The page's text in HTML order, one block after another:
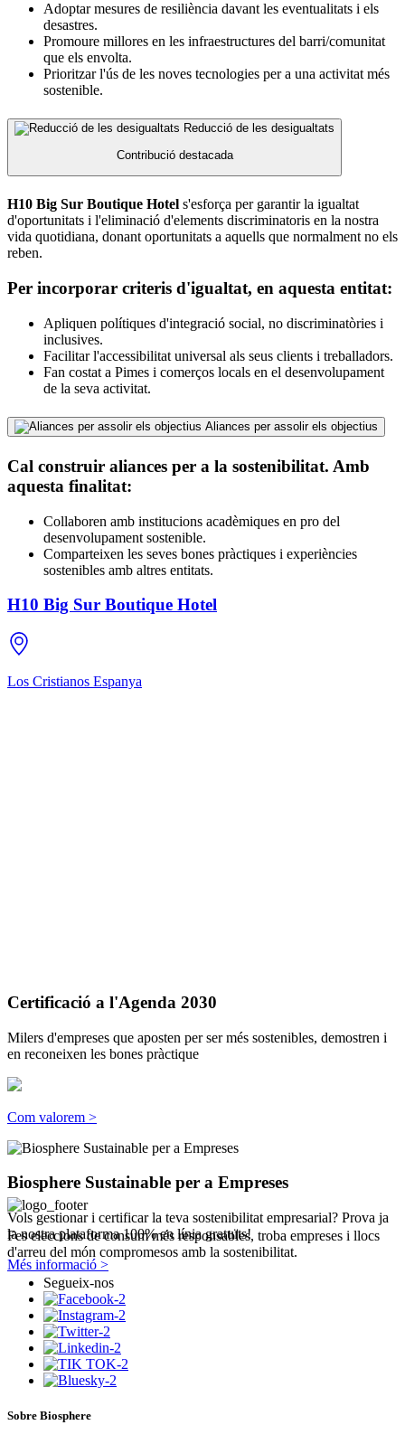
Adoptar mesures de resiliència davant les eventualitats i els
desastres.
Promoure millores en les infraestructures del barri/comunitat
que els envolta.
Prioritzar l'ús de les noves tecnologies per a una activitat més
sostenible.
Reducció de les desigualtats
Contribució destacada
H10 Big Sur Boutique Hotel s'esforça per garantir la igualtat
d'oportunitats i l'eliminació d'elements discriminatoris en la nostra
vida quotidiana, donant oportunitats a aquells que normalment no els
reben.
Per incorporar criteris d'igualtat, en aquesta entitat:
Apliquen polítiques d'integració social, no discriminatòries i
inclusives.
Facilitar l'accessibilitat universal als seus clients i treballadors.
Fan costat a Pimes i comerços locals en el desenvolupament
de la seva activitat.
Aliances per assolir els objectius
Cal construir aliances per a la sostenibilitat. Amb
aquesta finalitat:
Collaboren amb institucions acadèmiques en pro del
desenvolupament sostenible.
Comparteixen les seves bones pràctiques i experiències
sostenibles amb altres entitats.
H10 Big Sur Boutique Hotel
Los Cristianos Espanya
Certificació a l'Agenda 2030
Milers d'empreses que aposten per ser més sostenibles, demostren i
en reconeixen les bones pràctique
Com valorem >
Biosphere Sustainable per a Empreses
Vols gestionar i certificar la teva sostenibilitat empresarial? Prova ja
la nostra plataforma 100% en línia gratuïts!
Més informació >
Fes eleccions de consum més responsables, troba empreses i llocs
d'arreu del món compromesos amb la sostenibilitat.
Segueix-nos
Sobre Biosphere